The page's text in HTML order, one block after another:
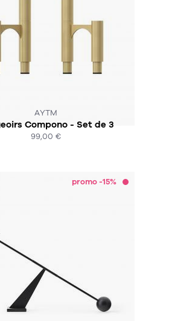
AYTM
Compono - Set de 3
99,00 €
promo -15%